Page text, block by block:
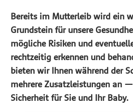
Bereits im Mutterleib wird ein
Grundstein für unsere
mögliche Risiken und
rechtzeitig erkennen und
bieten wir Ihnen während der
mehrere Zusatzleistungen an —
Sicherheit für Sie und Ihr Baby.